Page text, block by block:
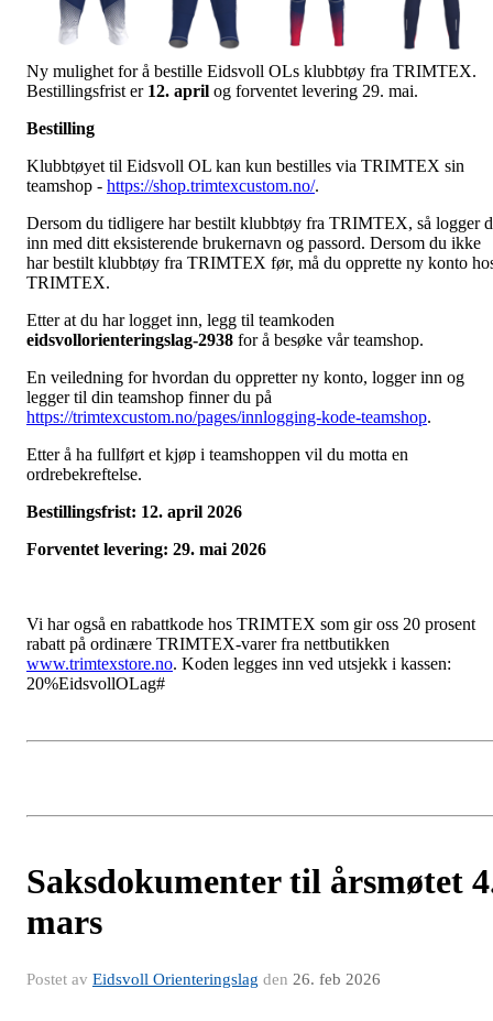
Ny mulighet for å bestille Eidsvoll OLs klubbtøy fra TRIMTEX.
Bestillingsfrist er 12. april og forventet levering 29. mai.
Bestilling
Klubbtøyet til Eidsvoll OL kan kun bestilles via TRIMTEX sin
teamshop - https://shop.trimtexcustom.no/.
Dersom du tidligere har bestilt klubbtøy fra TRIMTEX, så logger
inn med ditt eksisterende brukernavn og passord. Dersom du ikke
har bestilt klubbtøy fra TRIMTEX før, må du opprette ny konto
TRIMTEX.
Etter at du har logget inn, legg til teamkoden
eidsvollorienteringslag-2938 for å besøke vår teamshop.
En veiledning for hvordan du oppretter ny konto, logger inn og
legger til din teamshop finner du på
https://trimtexcustom.no/pages/innlogging-kode-teamshop.
Etter å ha fullført et kjøp i teamshoppen vil du motta en
ordrebekreftelse.
Bestillingsfrist: 12. april 2026
Forventet levering: 29. mai 2026
Vi har også en rabattkode hos TRIMTEX som gir oss 20 prosent
rabatt på ordinære TRIMTEX-varer fra nettbutikken
www.trimtexstore.no. Koden legges inn ved utsjekk i kassen:
20%EidsvollOLag#
Saksdokumenter til årsmøtet
mars
Postet av Eidsvoll Orienteringslag den 26. feb 2026